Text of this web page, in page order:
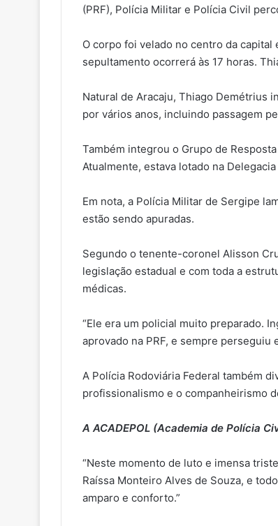
(PRF), Polícia Militar e Polícia Civil
O corpo foi velado no centro da
sepultamento ocorrerá às 17 horas.
Natural de Aracaju, Thiago Demétrius
por vários anos, incluindo passagem
Também integrou o Grupo de
Atualmente, estava lotado na
Em nota, a Polícia Militar de Sergipe
estão sendo apuradas.
Segundo o tenente-coronel Alisson
legislação estadual e com toda a
médicas.
“Ele era um policial muito preparado.
aprovado na PRF, e sempre perseguiu
A Polícia Rodoviária Federal também
profissionalismo e o companheirismo
A ACADEPOL (Academia de Polícia
“Neste momento de luto e imensa
Raíssa Monteiro Alves de Souza, e
amparo e conforto.”